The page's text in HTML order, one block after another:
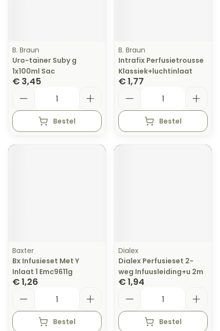
B. Braun
Uro-tainer Suby g
1x100ml Sac
€ 3,45
Bestel
B. Braun
Intrafix Perfusietrousse
Klassiek+luchtinlaat
€ 1,77
Bestel
Baxter
Bx Infusieset Met Y
Inlaat 1 Emc9611g
€ 1,26
Bestel
Dialex
Dialex Perfusieset 2-
weg Infuusleiding+u 2m
€ 1,94
Bestel